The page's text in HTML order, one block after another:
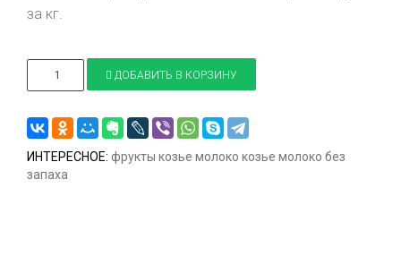
за кг.
ДОБАВИТЬ В КОРЗИНУ
ИНТЕРЕСНОЕ: фрукты козье молоко козье молоко без
запаха